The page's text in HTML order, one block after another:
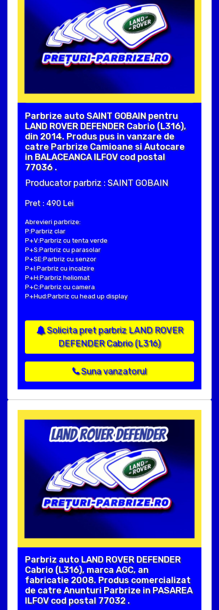
Parbrize auto SAINT GOBAIN pentru
LAND ROVER DEFENDER Cabrio (L316),
din 2014. Produs pus in vanzare de
catre Parbrize Camioane si Autocare
in BALACEANCA ILFOV cod postal
77036 .
Producator parbriz : SAINT GOBAIN
Pret : 490 Lei
Abrevieri parbrize:
P:Parbriz clar
P+V:Parbriz cu tenta verde
P+S:Parbriz cu parasolar
P+SE:Parbriz cu senzor
P+I:Parbriz cu incalzire
P+H:Parbriz heliomat
P+C:Parbriz cu camera
P+Hud:Parbriz cu head up display
Solicita pret parbriz LAND ROVER
DEFENDER Cabrio (L316)
Suna vanzatorul
Parbriz auto LAND ROVER DEFENDER
Cabrio (L316), marca AGC, an
fabricatie 2008. Produs comercializat
de catre Anunturi Parbrize in PASAREA
ILFOV cod postal 77032 .